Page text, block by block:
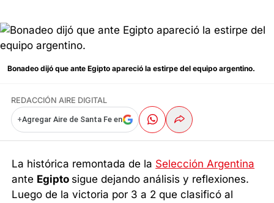
Bonadeo dijó que ante Egipto apareció la estirpe del equipo argentino.
REDACCIÓN AIRE DIGITAL
+Agregar Aire de Santa Fe en
La histórica remontada de la Selección Argentina
ante Egipto sigue dejando análisis y reflexiones.
Luego de la victoria por 3 a 2 que clasificó al